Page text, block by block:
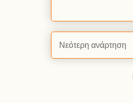
Νεότερη ανάρτηση